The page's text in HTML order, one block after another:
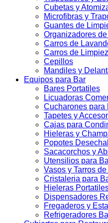
Cubetas y
Microfibras y
Guantes de
Organizadores
Carros de
Carros de
Cepillos
Mandiles y
Equipos para Bar
Bares Portatiles
Licuadoras
Cucharones para
Tapetes y
Cajas para
Hieleras y
Popotes
Sacacorchos y
Utensilios para
Vasos y Tarros
Cristaleria para
Hieleras
Dispensadores
Fregaderos y
Refrigeradores